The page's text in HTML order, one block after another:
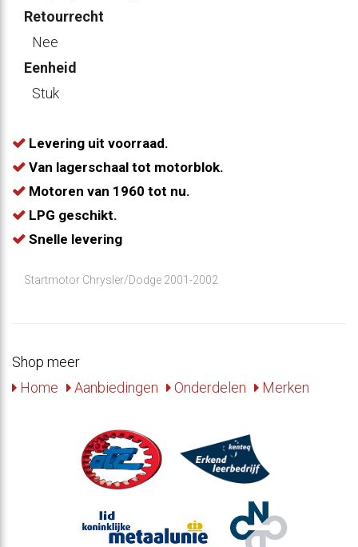
Retourrecht
Nee
Eenheid
Stuk
Levering uit voorraad.
Van lagerschaal tot motorblok.
Motoren van 1960 tot nu.
LPG geschikt.
Snelle levering
Startmotor Chrysler/Dodge 2001-2002
Shop meer
Home
Aanbiedingen Onderdelen Merken